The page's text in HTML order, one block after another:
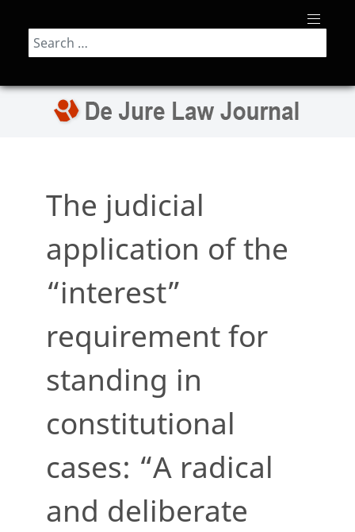
Search
The judicial
application of the
“interest”
requirement for
standing in
constitutional
cases: “A radical
and deliberate